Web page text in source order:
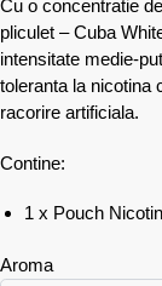
Cu o concentratie
pliculet – Cuba
intensitate medie-
toleranta la nicotina
racorire artificiala.
Contine:
1 x Pouch
Aroma